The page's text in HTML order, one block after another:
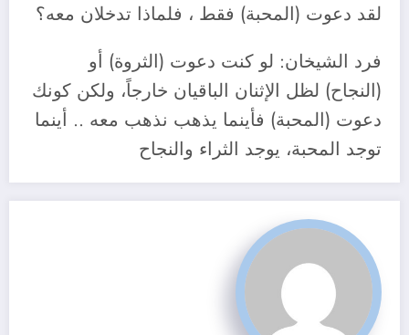
لقد دعوت (المحبة) فقط ، فلماذا تدخلان معه؟
فرد الشيخان: لو كنت دعوت (الثروة) أو
(النجاح) لظل الإثنان الباقيان خارجاً، ولكن كونك
دعوت (المحبة) فأينما يذهب نذهب معه .. أينما
توجد المحبة، يوجد الثراء والنجاح